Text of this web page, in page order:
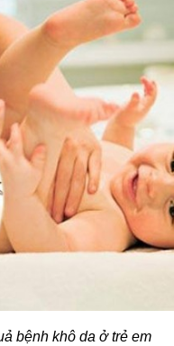
bệnh khô da ở trẻ em